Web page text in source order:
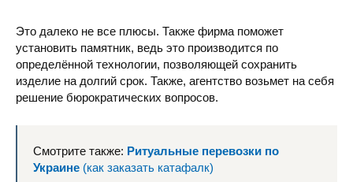
Это далеко не все плюсы. Также фирма поможет
установить памятник, ведь это производится по
определённой технологии, позволяющей сохранить
изделие на долгий срок. Также, агентство возьмет на себя
решение бюрократических вопросов.
Смотрите также: Ритуальные перевозки по
Украине (как заказать катафалк)